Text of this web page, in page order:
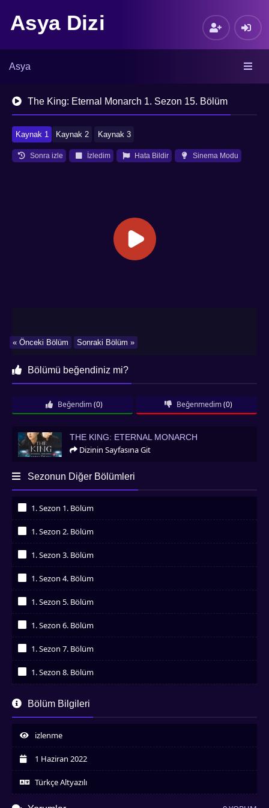
Asya Dizi
Asya
The King: Eternal Monarch 1. Sezon 15. Bölüm
Kaynak 1 Kaynak 2 Kaynak 3
Sonra izle İzledim Hata Bildir Sinema Modu
Sonraki Bölüm »
« Önceki Bölüm
Bölümü beğendiniz mi?
Beğendim (0) Beğenmedim (0)
The King: Eternal Monarch
THE KING: ETERNAL MONARCH
Dizinin Sayfasına Git
Sezonun Diğer Bölümleri
1. Sezon 1. Bölüm
1. Sezon 2. Bölüm
1. Sezon 3. Bölüm
1. Sezon 4. Bölüm
1. Sezon 5. Bölüm
1. Sezon 6. Bölüm
1. Sezon 7. Bölüm
1. Sezon 8. Bölüm
İzledim
İzledim
1. Sezon 10. Bölüm
İzledim
İzledim
İzledim
1. Sezon 13. Bölüm
Bölüm Bilgileri
izlenme
1 Haziran 2022
Türkçe Altyazılı